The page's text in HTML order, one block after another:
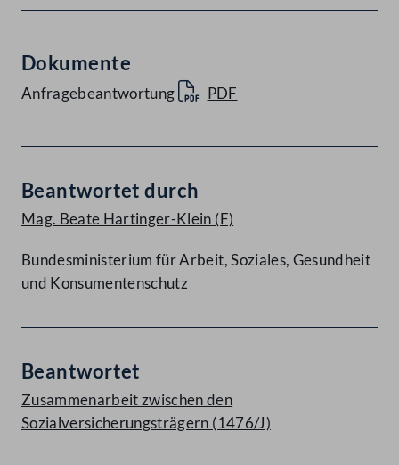
Dokumente
Anfragebeantwortung PDF
Beantwortet durch
Mag. Beate Hartinger-Klein (F)
Bundesministerium für Arbeit, Soziales, Gesundheit
und Konsumentenschutz
Beantwortet
Zusammenarbeit zwischen den
Sozialversicherungsträgern (1476/J)